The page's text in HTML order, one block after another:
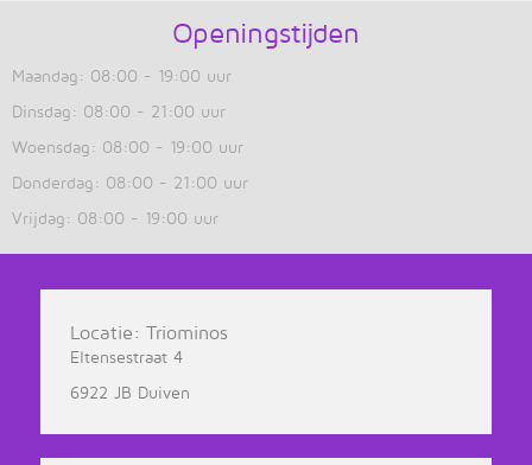
Openingstijden
Maandag: 08:00 - 19:00 uur
Dinsdag: 08:00 - 21:00 uur
Woensdag: 08:00 - 19:00 uur
Donderdag: 08:00 - 21:00 uur
Vrijdag: 08:00 - 19:00 uur
Locatie: Triominos
Eltensestraat 4
6922 JB Duiven